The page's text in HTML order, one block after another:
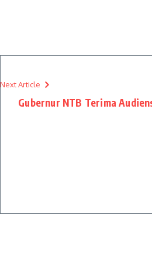
Next Article
Gubernur NTB Terima